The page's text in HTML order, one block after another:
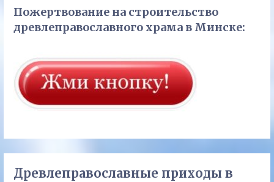
Пожертвование на строительство
древлеправославного храма в Минске:
Древлеправославные приходы в